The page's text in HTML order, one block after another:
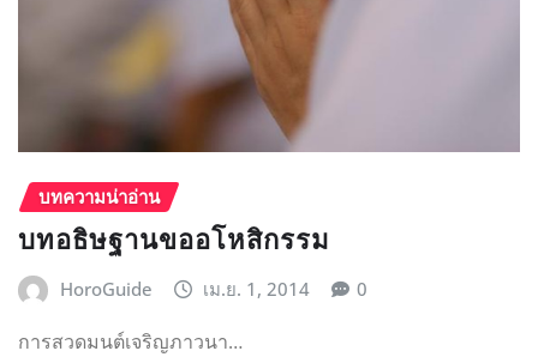
การสวดมนต์เจริญภาวนา…